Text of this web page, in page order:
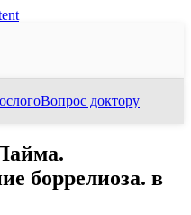
Вопрос доктору
боррелиоза. в